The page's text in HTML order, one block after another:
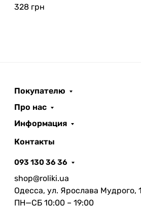
328 грн
Покупателю
Про нас
Информация
Контакты
093 130 36 36
shop@roliki.ua
Одесса, ул. Ярослава Мудрого,
ПН—СБ 10:00 – 19:00